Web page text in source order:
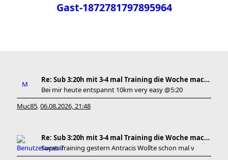
Gast-1872781797895964
Re: Sub 3:20h mit 3-4 mal Training die Woche machb
Bei mir heute entspannt 10km very easy @5:20
Muc85, 06.08.2026, 21:48
Re: Sub 3:20h mit 3-4 mal Training die Woche machb
Super Training gestern Antracis Wollte schon mal v